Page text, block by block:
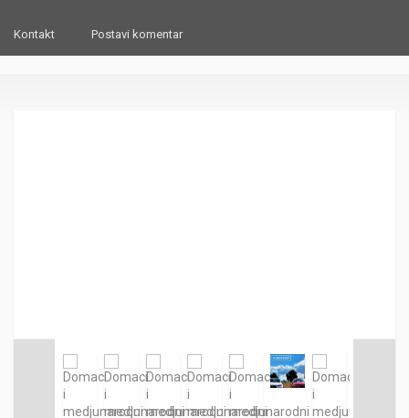
Kontakt Postavi komentar